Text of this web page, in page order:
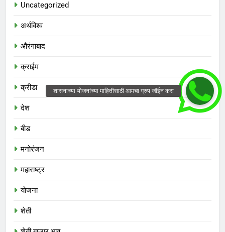
Uncategorized
अर्थविश्व
औरंगाबाद
क्राईम
क्रीडा
देश
बीड
मनोरंजन
महाराष्ट्र
योजना
शेती